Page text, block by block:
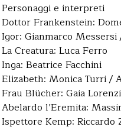
Personaggi e interpreti
Dottor Frankenstein:
Igor: Gianmarco
La Creatura: Luca Ferro
Inga: Beatrice Facchini
Elizabeth: Monica Turri /
Frau Blücher: Gaia
Abelardo l’Eremita:
Ispettore Kemp: Riccardo